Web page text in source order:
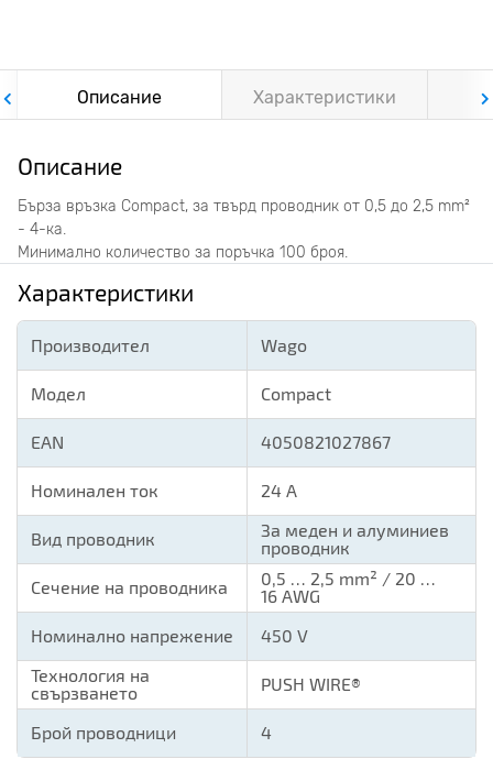
Описание Характеристики
Описание
Бърза връзка Compact, за твърд проводник от 0,5 до 2,5 mm²
- 4-ка.
Минимално количество за поръчка 100 броя.
Характеристики
Производител Wago
Модел Compact
EAN 4050821027867
Номинален ток 24 А
Вид проводник
За меден и алуминиев
проводник
Сечение на проводника
0,5 … 2,5 mm² / 20 …
16 AWG
Номинално напрежение
450 V
Технология на
свързването
PUSH WIRE®
Брой проводници 4